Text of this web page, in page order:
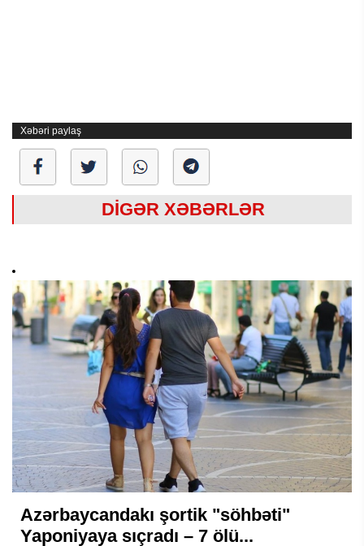
Xəbəri paylaş
DİGƏR XƏBƏRLƏR
Azərbaycandakı şortik "söhbəti"
Yaponiyaya sıçradı – 7 ölü...